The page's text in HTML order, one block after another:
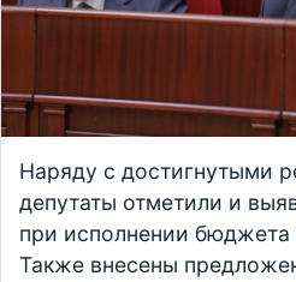
Наряду с достигнутыми
депутаты отметили и
при исполнении бюджета
Также внесены